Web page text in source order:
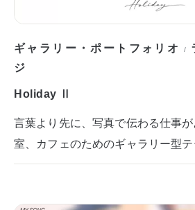
ギャラリー・ポートフォリオ /
ジ
Holiday Ⅱ
言葉より先に、写真で伝わる仕事
室、カフェのためのギャラリー型